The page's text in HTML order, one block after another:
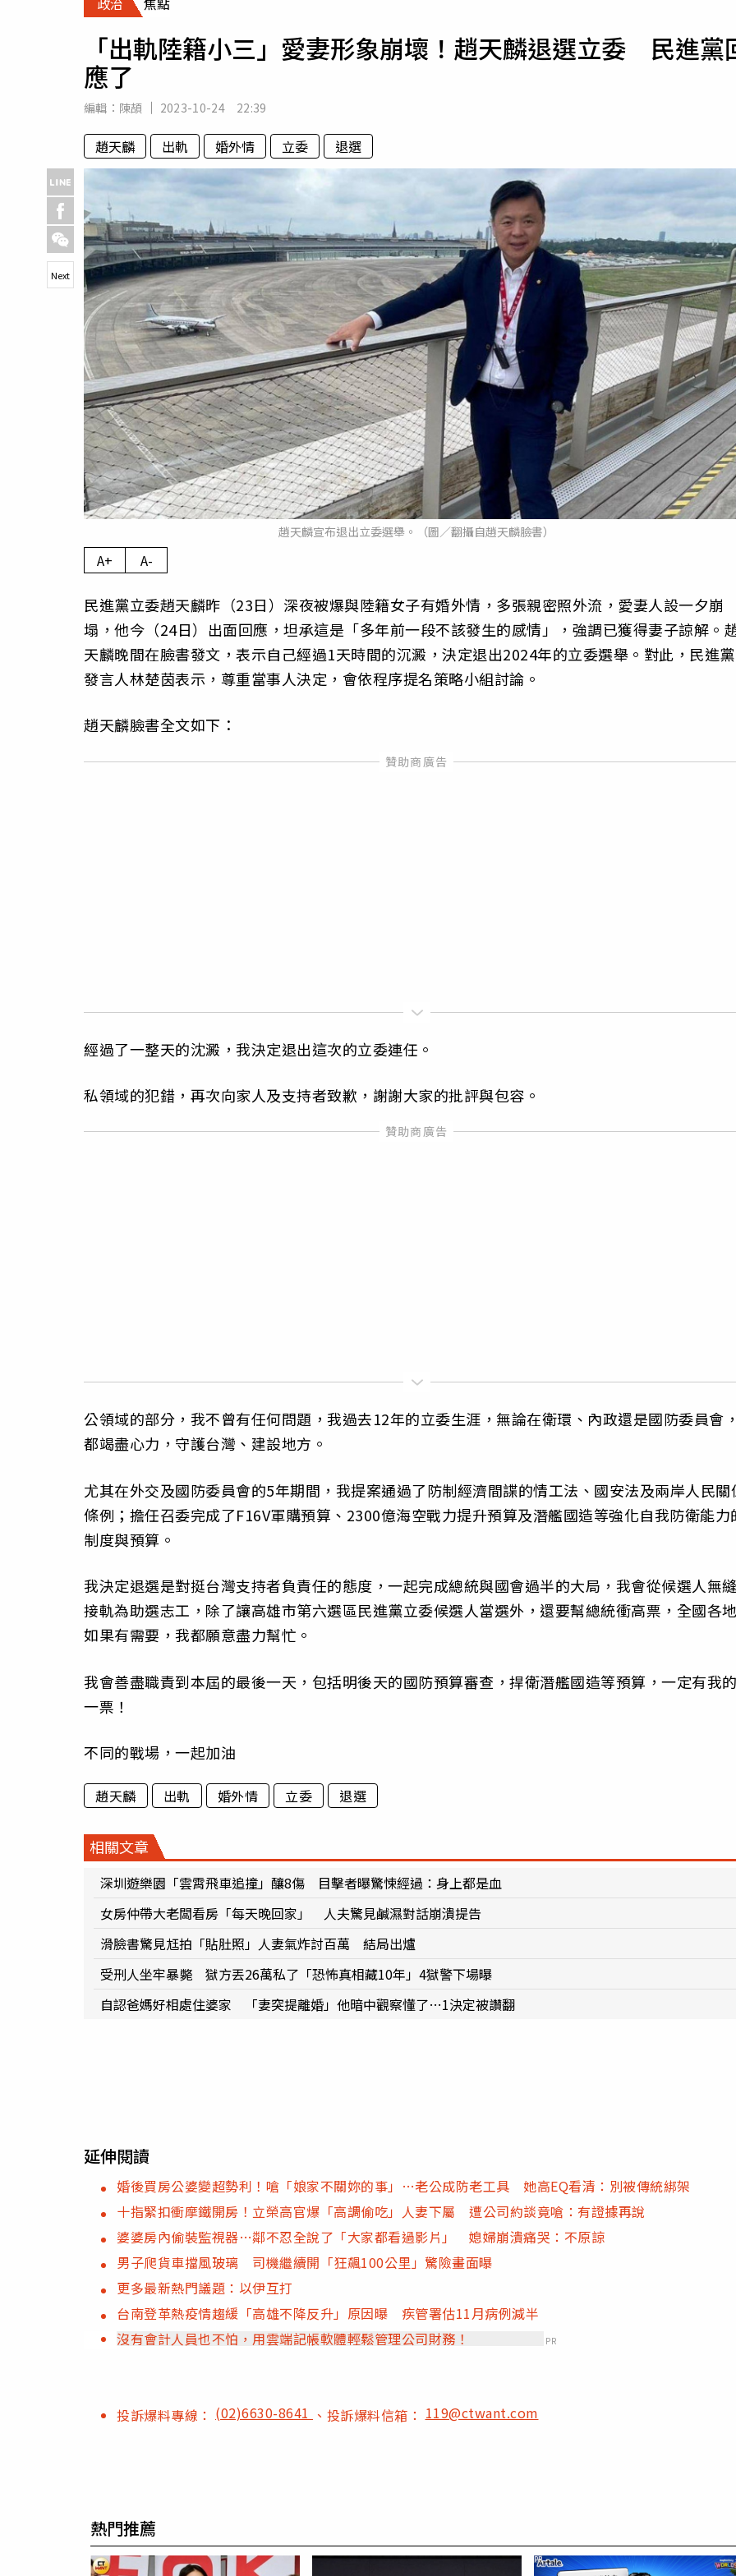
專欄
運勢
「出軌陸籍小三」愛妻形象崩壞！趙天麟退選立委 民進黨
應了
編輯： 陳頡 2023-10-24 22:39
趙天麟 出軌 婚外情 立委 退選
趙天麟宣布退出立委選舉。（圖／翻攝自趙天麟臉書）
Next
A+ A-
民進黨立委趙天麟昨（23日）深夜被爆與陸籍女子有婚外情，多張親密照外流，愛妻人設一夕崩
塌，他今（24日）出面回應，坦承這是「多年前一段不該發生的感情」，強調已獲得妻子諒解。
天麟晚間在臉書發文，表示自己經過1天時間的沉澱，決定退出2024年的立委選舉。對此，民進黨
發言人林楚茵表示，尊重當事人決定，會依程序提名策略小組討論。
趙天麟臉書全文如下：
經過了一整天的沈澱，我決定退出這次的立委連任。
私領域的犯錯，再次向家人及支持者致歉，謝謝大家的批評與包容。
公領域的部分，我不曾有任何問題，我過去12年的立委生涯，無論在衛環、內政還是國防委員會
都竭盡心力，守護台灣、建設地方。
尤其在外交及國防委員會的5年期間，我提案通過了防制經濟間諜的情工法、國安法及兩岸人民關
條例；擔任召委完成了F16V軍購預算、2300億海空戰力提升預算及潛艦國造等強化自我防衛能力
制度與預算。
我決定退選是對挺台灣支持者負責任的態度，一起完成總統與國會過半的大局，我會從候選人無
接軌為助選志工，除了讓高雄市第六選區民進黨立委候選人當選外，還要幫總統衝高票，全國各
如果有需要，我都願意盡力幫忙。
我會善盡職責到本屆的最後一天，包括明後天的國防預算審查，捍衛潛艦國造等預算，一定有我
一票！
不同的戰場，一起加油
趙天麟 出軌 婚外情 立委 退選
相關文章
深圳遊樂園「雲霄飛車追撞」釀8傷 目擊者曝驚悚經過：身上都是血
女房仲帶大老闆看房「每天晚回家」 人夫驚見鹹濕對話崩潰提告
滑臉書驚見尪拍「貼肚照」人妻氣炸討百萬 結局出爐
受刑人坐牢暴斃 獄方丟26萬私了「恐怖真相藏10年」4獄警下場曝
自認爸媽好相處住婆家 「妻突提離婚」他暗中觀察懂了…1決定被讚翻
延伸閱讀
婚後買房公婆變超勢利！嗆「娘家不關妳的事」…老公成防老工具 她高EQ看清：別被傳統綁架
十指緊扣衝摩鐵開房！立榮高官爆「高調偷吃」人妻下屬 遭公司約談竟嗆：有證據再說
婆婆房內偷裝監視器…鄰不忍全說了「大家都看過影片」 媳婦崩潰痛哭：不原諒
男子爬貨車擋風玻璃 司機繼續開「狂飆100公里」驚險畫面曝
更多最新熱門議題：以伊互打
台南登革熱疫情趨緩「高雄不降反升」原因曝 疾管署估11月病例減半
沒有會計人員也不怕，用雲端記帳軟體輕鬆管理公司財務！
PR
投訴爆料專線： (02)6630-8641 、投訴爆料信箱：119@ctwant.com
熱門推薦
PR